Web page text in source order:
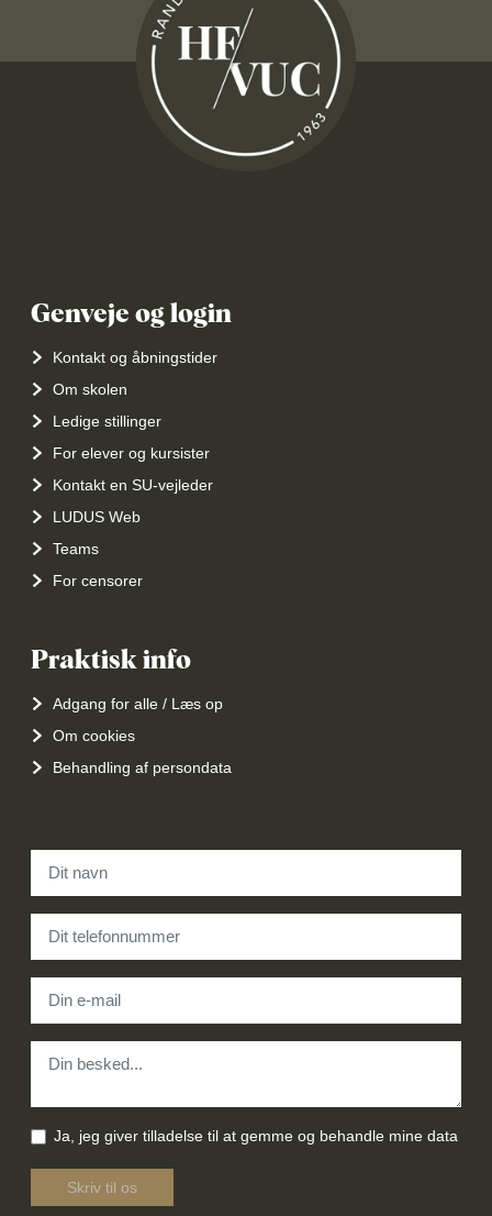
Genveje og login
Kontakt og åbningstider
Om skolen
Ledige stillinger
For elever og kursister
Kontakt en SU-vejleder
LUDUS Web
Teams
For censorer
Praktisk info
Adgang for alle / Læs op
Om cookies
Behandling af persondata
Samtykke *
Ja, jeg giver tilladelse til at gemme og behandle mine data
Recaptcha V3
Skriv til os